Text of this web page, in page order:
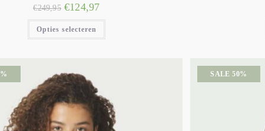
€249,95 €124,97
Opties selecteren
SALE 50%